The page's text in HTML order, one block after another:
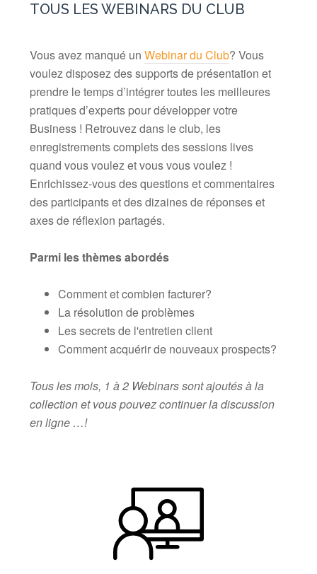
TOUS LES WEBINARS DU CLUB
Vous avez manqué unWebinar du Club? Vous
voulez disposez des supports de présentation et
prendre le temps d’intégrer toutes les meilleures
pratiques d’experts pour développer votre
Business ! Retrouvez dans le club, les
enregistrements complets des sessions lives
quand vous voulez et vous vous voulez !
Enrichissez-vous des questions et commentaires
des participants et des dizaines de réponses et
axes de réflexion partagés.
Parmi les thèmes abordés
Comment et combien facturer?
La résolution de problèmes
Les secrets de l'entretien client
Comment acquérir de nouveaux prospects?
Tous les mois, 1 à 2 Webinars sont ajoutés à la
collection et vous pouvez continuer la discussion
en ligne …!